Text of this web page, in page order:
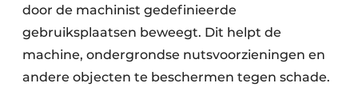
door de machinist gedefinieerde
gebruiksplaatsen beweegt. Dit helpt de
machine, ondergrondse nutsvoorzieningen en
andere objecten te beschermen tegen schade.